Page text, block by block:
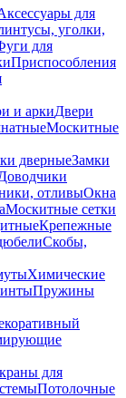
для
уголки,
для
Приспособления
и аркиДвери
Москитные
дверныеЗамки
отливыОкна
Москитные сетки
Крепежные
Скобы,
Химические
Пружины
для
Потолочные